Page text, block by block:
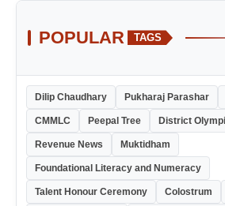
POPULAR TAGS
Dilip Chaudhary Pukharaj Parashar
CMMLC Peepal Tree District
Revenue News Muktidham
Foundational Literacy and Numeracy
Talent Honour Ceremony Colostrum